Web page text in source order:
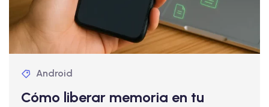
Android
Cómo liberar memoria en tu